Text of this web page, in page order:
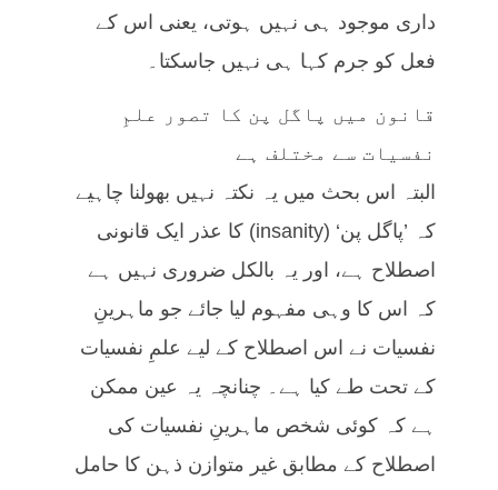
داری موجود ہی نہیں ہوتی، یعنی اس کے
فعل کو جرم کہا ہی نہیں جاسکتا۔
قانون میں پاگل پن کا تصور علمِ
نفسیات سے مختلف ہے
البتہ اس بحث میں یہ نکتہ نہیں بھولنا چاہیے
کہ ’پاگل پن‘ (insanity) کا عذر ایک قانونی
اصطلاح ہے، اور یہ بالکل ضروری نہیں ہے
کہ اس کا وہی مفہوم لیا جائے جو ماہرینِ
نفسیات نے اس اصطلاح کے لیے علمِ نفسیات
کے تحت طے کیا ہے۔ چنانچہ یہ عین ممکن
ہے کہ کوئی شخص ماہرینِ نفسیات کی
اصطلاح کے مطابق غیر متوازن ذہن کا حامل